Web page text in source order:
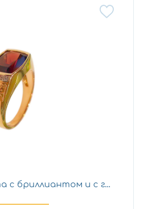
с бриллиантом и с г...